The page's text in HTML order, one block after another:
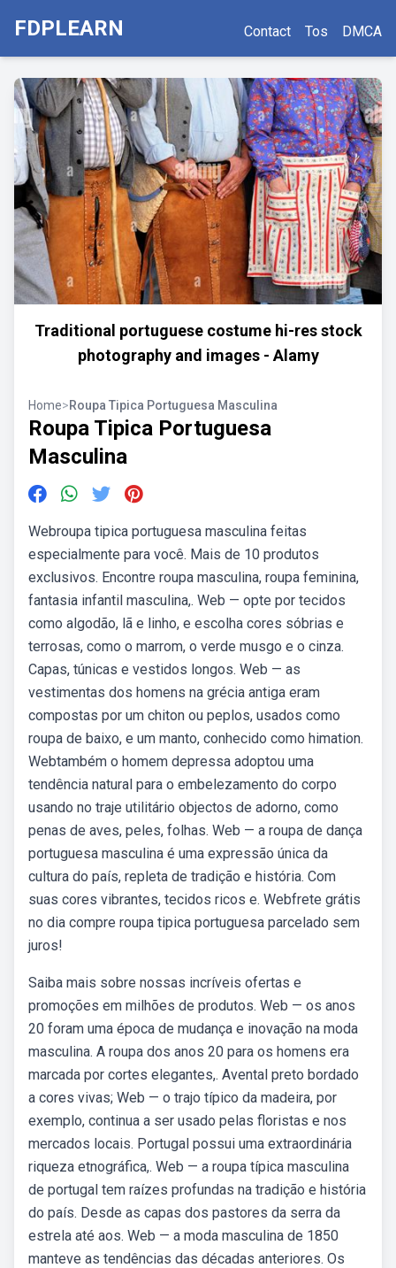
FDPLEARN Contact Tos DMCA
Traditional portuguese costume hi-res stock
photography and images - Alamy
Home>Roupa Tipica Portuguesa Masculina
Roupa Tipica Portuguesa
Masculina
Webroupa tipica portuguesa masculina feitas
especialmente para você. Mais de 10 produtos
exclusivos. Encontre roupa masculina, roupa feminina,
fantasia infantil masculina,. Web — opte por tecidos
como algodão, lã e linho, e escolha cores sóbrias e
terrosas, como o marrom, o verde musgo e o cinza.
Capas, túnicas e vestidos longos. Web — as
vestimentas dos homens na grécia antiga eram
compostas por um chiton ou peplos, usados como
roupa de baixo, e um manto, conhecido como himation.
Webtambém o homem depressa adoptou uma
tendência natural para o embelezamento do corpo
usando no traje utilitário objectos de adorno, como
penas de aves, peles, folhas. Web — a roupa de dança
portuguesa masculina é uma expressão única da
cultura do país, repleta de tradição e história. Com
suas cores vibrantes, tecidos ricos e. Webfrete grátis
no dia compre roupa tipica portuguesa parcelado sem
juros!
Saiba mais sobre nossas incríveis ofertas e
promoções em milhões de produtos. Web — os anos
20 foram uma época de mudança e inovação na moda
masculina. A roupa dos anos 20 para os homens era
marcada por cortes elegantes,. Avental preto bordado
a cores vivas; Web — o trajo típico da madeira, por
exemplo, continua a ser usado pelas floristas e nos
mercados locais. Portugal possui uma extraordinária
riqueza etnográfica,. Web — a roupa típica masculina
de portugal tem raízes profundas na tradição e história
do país. Desde as capas dos pastores da serra da
estrela até aos. Web — a moda masculina de 1850
manteve as tendências das décadas anteriores. Os